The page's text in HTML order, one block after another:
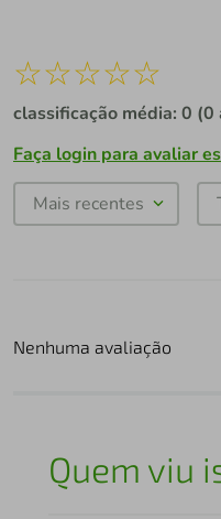
☆☆☆☆☆
classificação média: 0 (0
Faça login para avaliar
Mais recentes
Nenhuma avaliação
Quem viu